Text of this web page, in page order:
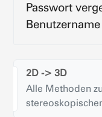
Passwort
2D -> 3D
Alle Methoden